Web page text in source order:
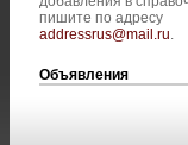
пишите по адресу
addressrus@mail.ru.
Объявления